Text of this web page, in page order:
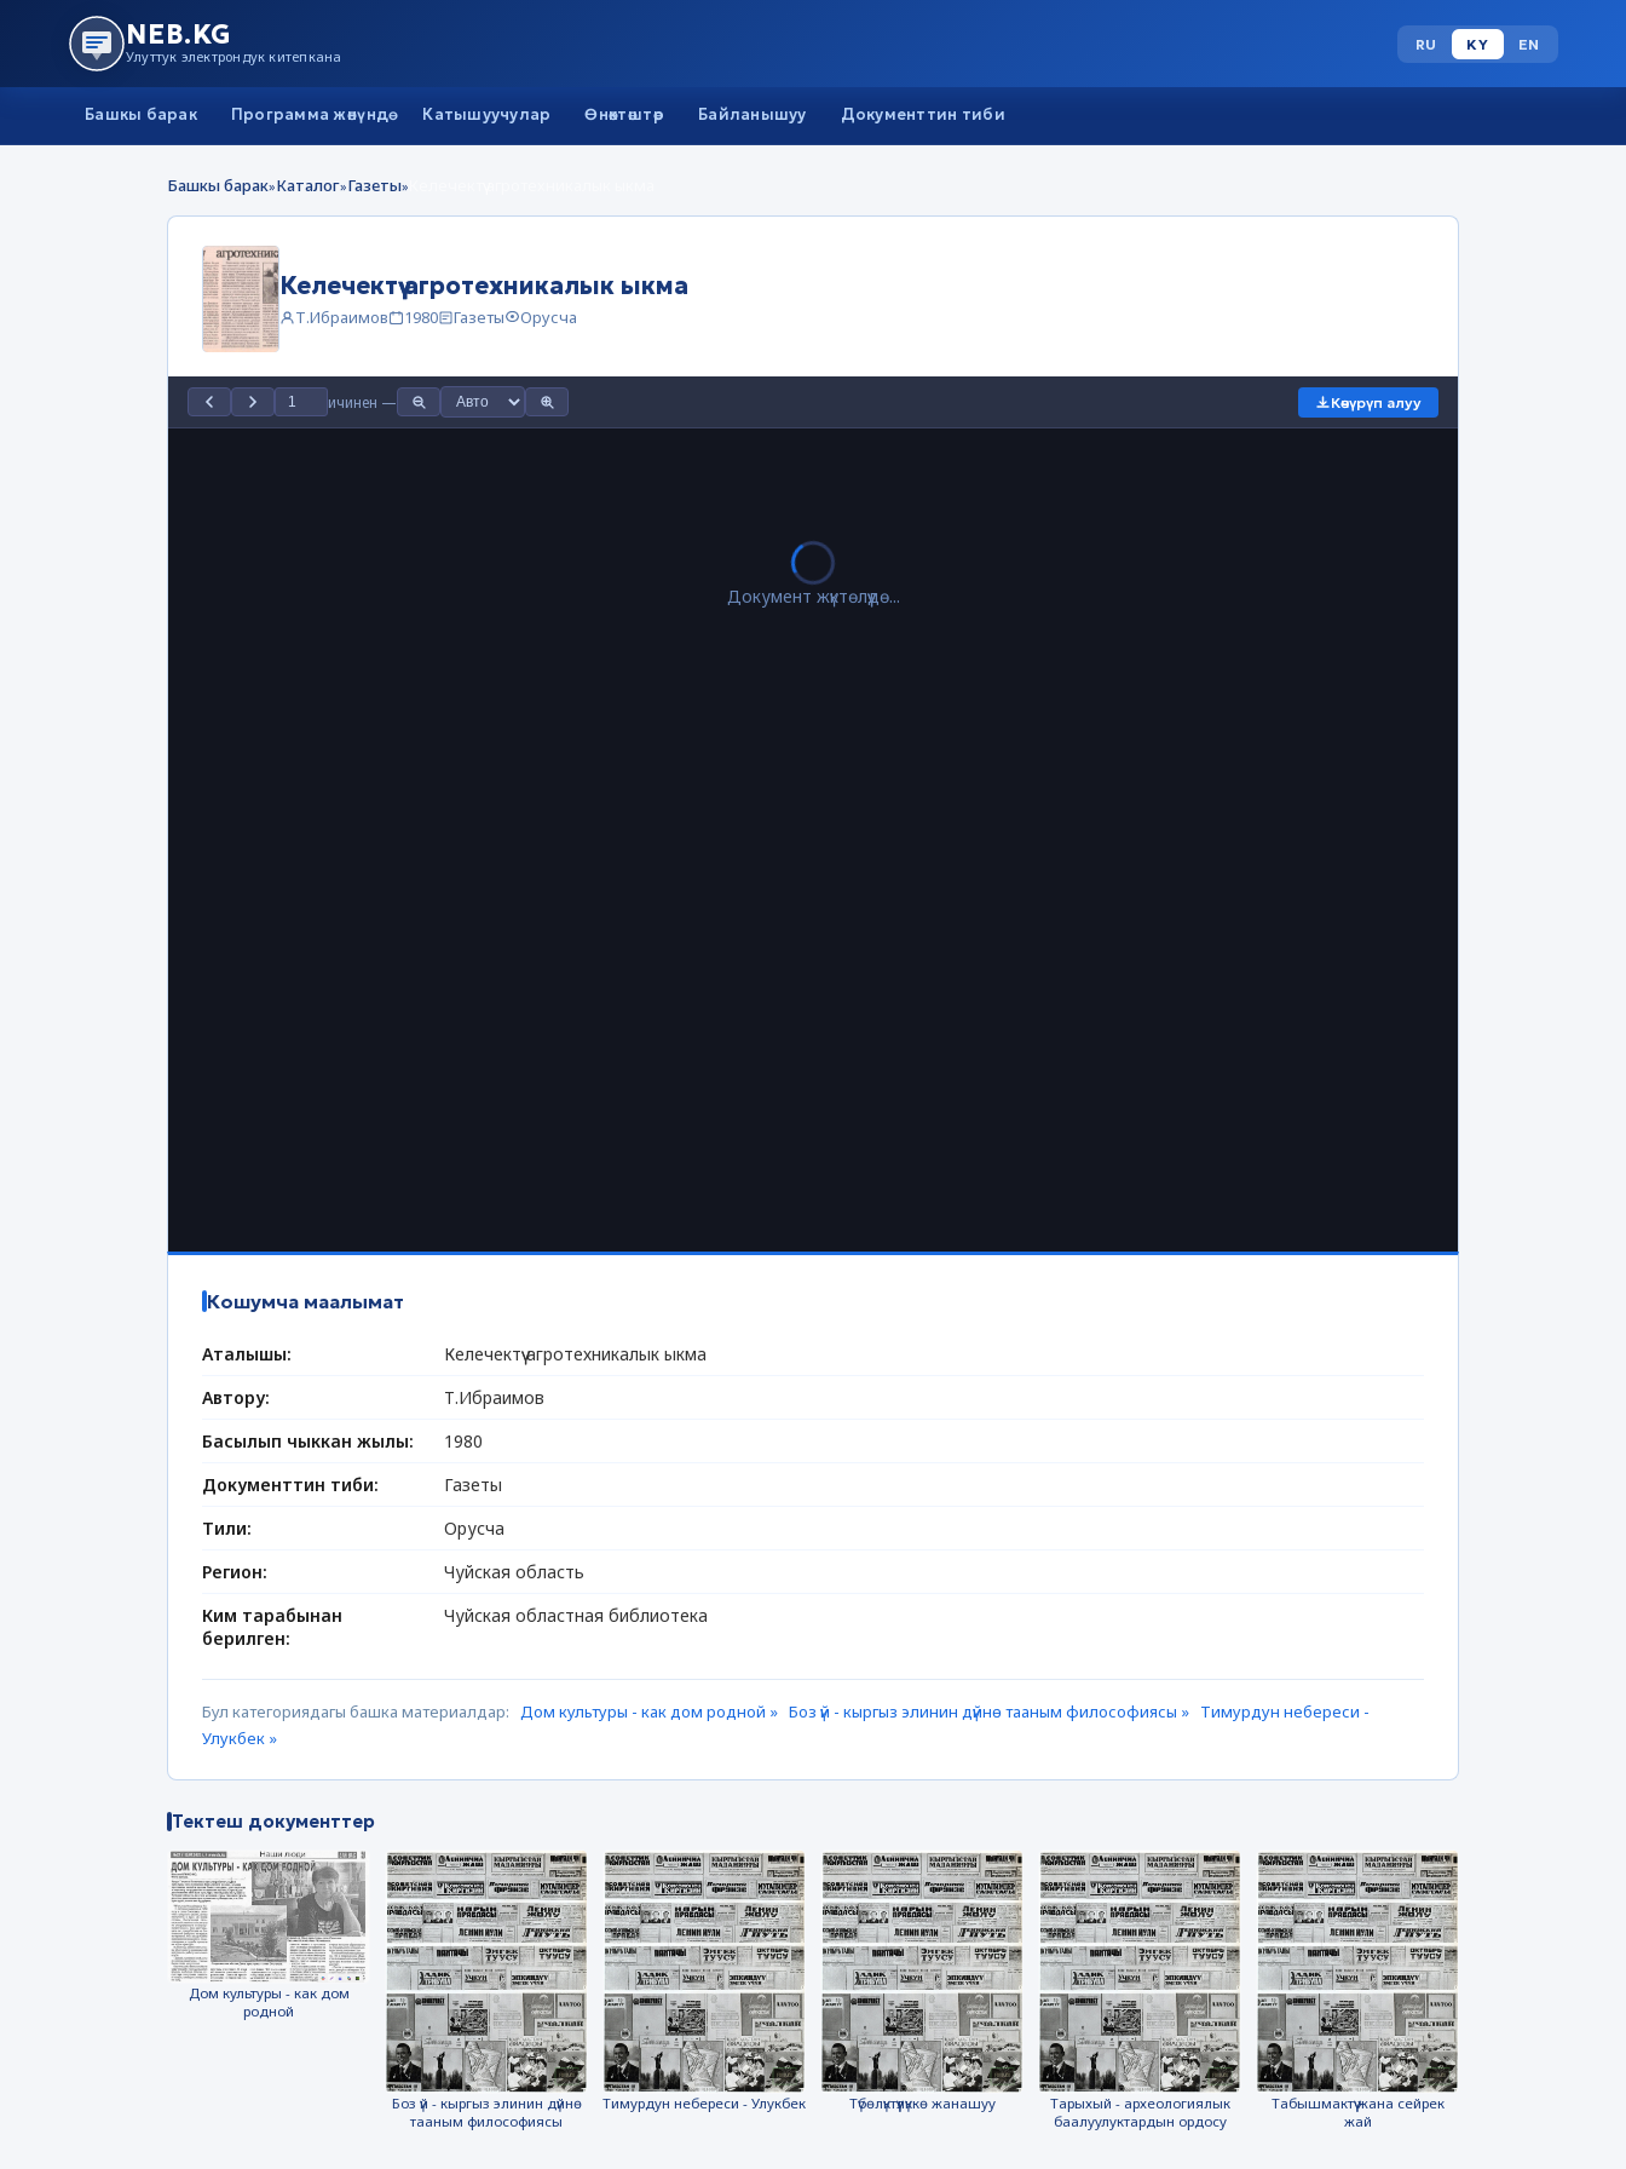
NEB.KG
Улуттук электрондук китепкана
RU KY EN
Башкы барак Программа жөнүндө Катышуучулар Өнөктөштөр Байланышуу Документтин тиби
Башкы барак»Каталог»Газеты»
Келечектүү агротехникалык ыкма
Т.Ибраимов 1980 Газеты Орусча
ичинен — Көчүрүп алуу
Документ жүктөлүүдө...
Кошумча маалымат
Аталышы:
Келечектүү агротехникалык ыкма
Автору:
Т.Ибраимов
Басылып чыккан жылы:
1980
Документтин тиби:
Газеты
Тили:
Орусча
Регион:
Чуйская область
Ким тарабынан
берилген:
Чуйская областная библиотека
Бул категориядагы башка материалдар: Дом культуры - как дом родной » Боз үй - кыргыз элинин дүйнө тааным философиясы » Тимурдун небереси -
Улукбек »
Тектеш документтер
Дом культуры - как дом
родной
Боз үй - кыргыз элинин дүйнө
тааным философиясы
Тимурдун небереси - Улукбек Түбөлүктүүлүккө жанашуу
Тарыхый - археологиялык
баалуулуктардын ордосу
Табышмактүү жана сейрек
жай